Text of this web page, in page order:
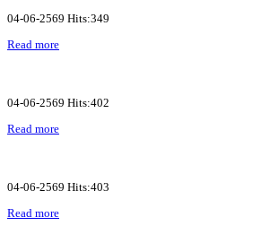
04-06-2569 Hits:349
Read more
04-06-2569 Hits:402
Read more
04-06-2569 Hits:403
Read more